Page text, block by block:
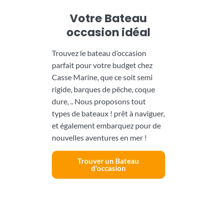
Votre Bateau
occasion idéal
Trouvez le bateau d’occasion
parfait pour votre budget chez
Casse Marine, que ce soit semi
rigide, barques de pêche, coque
dure, .. Nous proposons tout
types de bateaux ! prêt à naviguer,
et également embarquez pour de
nouvelles aventures en mer !
Trouver un Bateau
d'occasion